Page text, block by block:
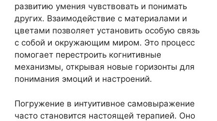
развитию умения чувствовать и понимать
других. Взаимодействие с материалами и
цветами позволяет установить особую связь
с собой и окружающим миром. Это процесс
помогает перестроить когнитивные
механизмы, открывая новые горизонты для
понимания эмоций и настроений.
Погружение в интуитивное самовыражение
часто становится настоящей терапией. Оно